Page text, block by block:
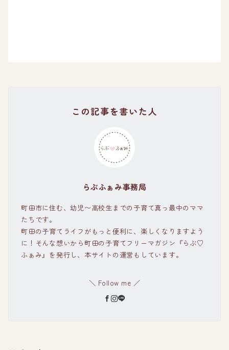
この記事を書いた人
らぶふぁみ事務局
町田市に住む、幼児〜高校生までの子育て真っ最中のママ
たちです。
町田の子育てライフがもっと便利に、楽しくなりますよう
に！そんな想いから町田の子育てフリーマガジン『らぶ♡
ふぁみ』を発行し、本サイトの運営もしています。
＼ Follow me ／